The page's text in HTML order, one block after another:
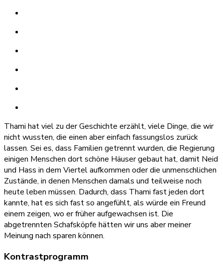
Thami hat viel zu der Geschichte erzählt, viele Dinge, die wir
nicht wussten, die einen aber einfach fassungslos zurück
lassen. Sei es, dass Familien getrennt wurden, die Regierung
einigen Menschen dort schöne Häuser gebaut hat, damit Neid
und Hass in dem Viertel aufkommen oder die unmenschlichen
Zustände, in denen Menschen damals und teilweise noch
heute leben müssen. Dadurch, dass Thami fast jeden dort
kannte, hat es sich fast so angefühlt, als würde ein Freund
einem zeigen, wo er früher aufgewachsen ist. Die
abgetrennten Schafsköpfe hätten wir uns aber meiner
Meinung nach sparen können.
Kontrastprogramm